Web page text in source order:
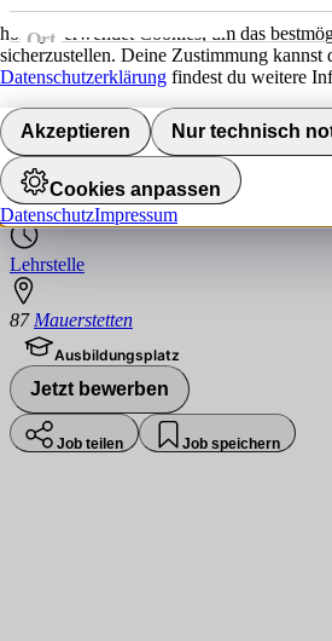
Ort
Jobs finden
Ausbildung Fachlagerist
V-Markt
Lehrstelle
87 Mauerstetten
Ausbildungsplatz
Jetzt bewerben
Job teilen Job speichern
hokify verwendet Cookies, um das
sicherzustellen. Deine Zustimmung
Datenschutzerklärung findest du weitere
Akzeptieren Nur technisch
Cookies anpassen
DatenschutzImpressum